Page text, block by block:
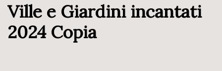
Ville e Giardini incantati
2024 Copia